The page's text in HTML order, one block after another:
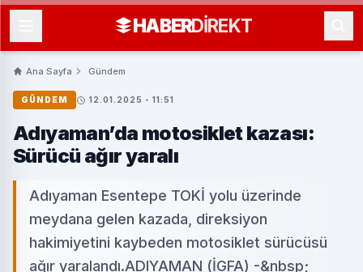
HABERDIREKT
Ana Sayfa Gündem
GÜNDEM 12.01.2025 - 11:51
Adıyaman’da motosiklet kazası:
Sürücü ağır yaralı
Adıyaman Esentepe TOKİ yolu üzerinde
meydana gelen kazada, direksiyon
hakimiyetini kaybeden motosiklet sürücüsü
ağır yaralandı.ADIYAMAN (İGFA) -&nbsp;